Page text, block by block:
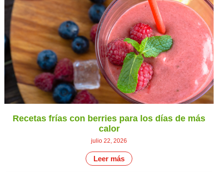
Recetas frías con berries para los días de más
calor
julio 22, 2026
Leer más